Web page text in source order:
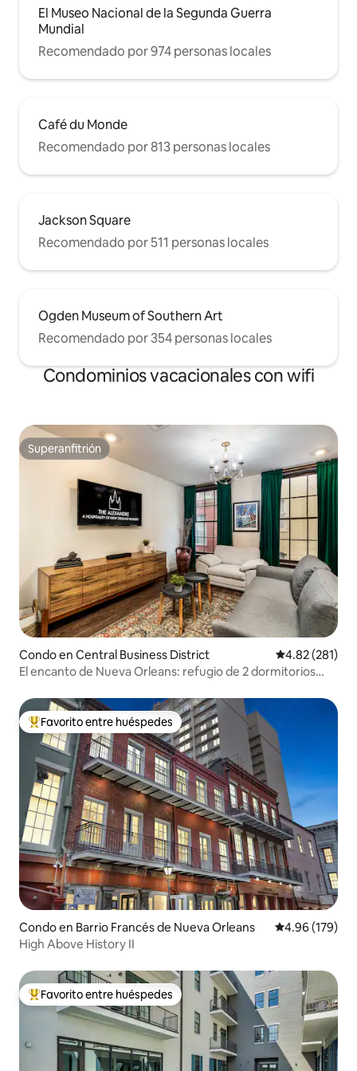
El Museo Nacional de la Segunda Guerra
Mundial
Recomendado por 974 personas locales
Café du Monde
Recomendado por 813 personas locales
Jackson Square
Recomendado por 511 personas locales
Ogden Museum of Southern Art
Recomendado por 354 personas locales
Condominios vacacionales con wifi
Superanfitrión
Superanfitrión
Condo en Central Business District Calificación
4.82 (281)
El encanto de Nueva Orleans: refugio de 2 dormitorios
Favorito entre huéspedes preferido
Favorito entre huéspedes
Condo en Barrio Francés de Nueva Orleans Calificación
4.96 (179)
High Above History II
Favorito entre huéspedes preferido
Favorito entre huéspedes